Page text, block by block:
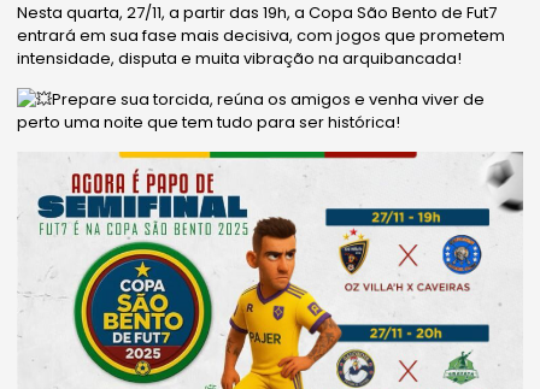
Nesta quarta, 27/11, a partir das 19h, a Copa São Bento de Fut7
entrará em sua fase mais decisiva, com jogos que prometem
intensidade, disputa e muita vibração na arquibancada!
Prepare sua torcida, reúna os amigos e venha viver de
perto uma noite que tem tudo para ser histórica!